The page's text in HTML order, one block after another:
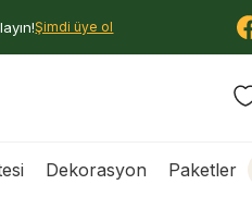
Şimdi üye ol
Dekorasyon Paketler